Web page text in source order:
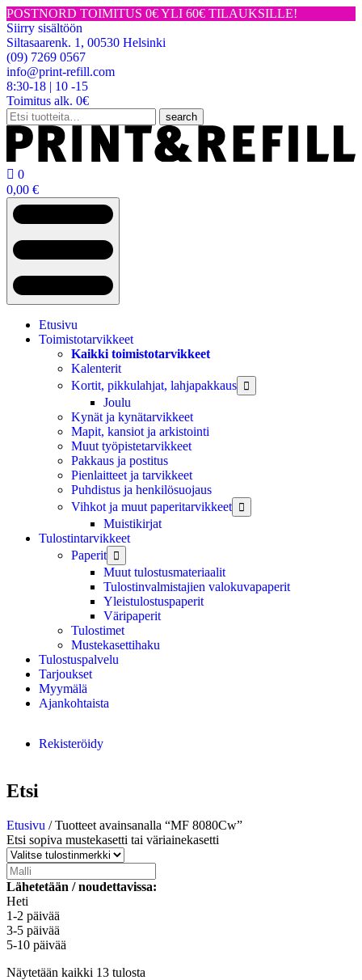
POSTNORD TOIMITUS 0€ YLI 60€ TILAUKSILLE!
Siirry sisältöön
Siltasaarenk. 1, 00530 Helsinki
(09) 7269 0567
info@print-refill.com
8:30-18 | 10 -15
Toimitus alk. 0€
Etsi:
search
 0
0,00 €
Etusivu
Toimistotarvikkeet
Kaikki toimistotarvikkeet
Kalenterit
Kortit, pikkulahjat, lahjapakkaus

Joulu
Kynät ja kynätarvikkeet
Mapit, kansiot ja arkistointi
Muut työpistetarvikkeet
Pakkaus ja postitus
Pienlaitteet ja tarvikkeet
Puhdistus ja henkilösuojaus
Vihkot ja muut paperitarvikkeet

Muistikirjat
Tulostintarvikkeet
Paperit

Muut tulostusmateriaalit
Tulostinvalmistajien valokuvapaperit
Yleistulostuspaperit
Väripaperit
Tulostimet
Mustekasettihaku
Tulostuspalvelu
Tarjoukset
Myymälä
Ajankohtaista
Rekisteröidy
Etsi
Etusivu / Tuotteet avainsanalla “MF 8080Cw”
Etsi sopiva mustekasetti tai väriainekasetti
Lähetetään / noudettavissa:
Heti
1-2 päivää
3-5 päivää
5-10 päivää
Näytetään kaikki 13 tulosta